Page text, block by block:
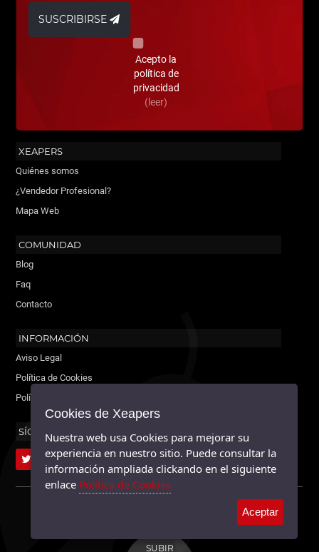
SUBIR
SUSCRIBIRSE
Acepto la
política de
privacidad
(leer)
XEAPERS
Quiénes somos
¿Vendedor Profesional?
Mapa Web
COMUNIDAD
Blog
Faq
Contacto
INFORMACIÓN
Aviso Legal
Política de Cookies
Política de Privacidad
SÍGUENOS
XEAPERS ©2026 - TODOS LOS DERECHOS RESERVADOS.
Cookies de Xeapers
Nuestra web usa Cookies para mejorar su
experiencia en nuestro sitio. Puede consultar la
información ampliada clickando en el siguiente
enlace Política de Cookies
Aceptar